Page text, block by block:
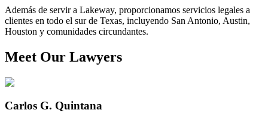
Además de servir a Lakeway, proporcionamos servicios legales a
clientes en todo el sur de Texas, incluyendo San Antonio, Austin,
Houston y comunidades circundantes.
Meet Our Lawyers
Carlos G. Quintana